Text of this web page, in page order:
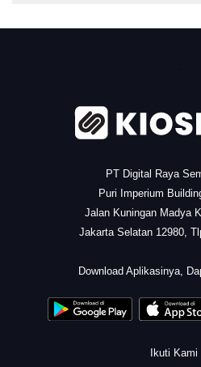
PT Digital Raya
Puri Imperium
Jalan Kuningan Madya
Jakarta Selatan 12980,
Download Aplikasinya,
Ikuti Kami